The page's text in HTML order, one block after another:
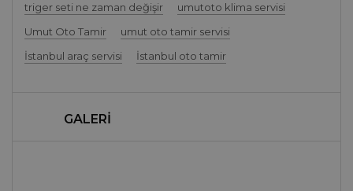
triger seti ne zaman değişir
umutoto klima servisi
Umut Oto Tamir
umut oto tamir servisi
İstanbul araç servisi
İstanbul oto tamir
GALERİ